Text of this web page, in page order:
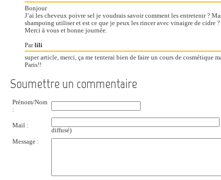
Bonjour
J’ai les cheveux poivre sel je voudrais savoir comment les entretenir ?
shampoing utiliser et est ce que je peux les rincer avec vinaigre de cidre ?
Merci à vous et bonne journée.
Parlili
super article, merci, ça me tenterai bien de faire un cours de cosmétique
Paris!!
Soumettre un commentaire
Prénom/Nom
:
Mail :
diffusé)
Message :